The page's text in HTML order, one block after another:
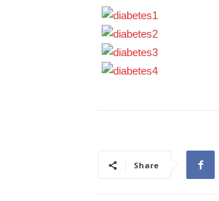
Share